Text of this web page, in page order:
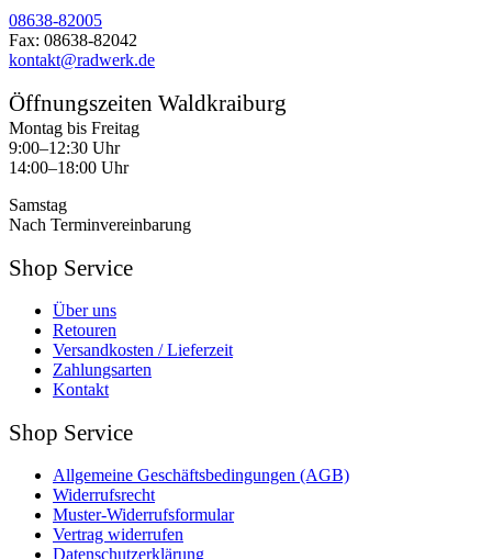
08638-82005
Fax: 08638-82042
kontakt@radwerk.de
Öffnungszeiten Waldkraiburg
Montag bis Freitag
9:00–12:30 Uhr
14:00–18:00 Uhr
Samstag
Nach Terminvereinbarung
Shop Service
Über uns
Retouren
Versandkosten / Lieferzeit
Zahlungsarten
Kontakt
Shop Service
Allgemeine Geschäftsbedingungen (AGB)
Widerrufsrecht
Muster-Widerrufsformular
Vertrag widerrufen
Datenschutzerklärung